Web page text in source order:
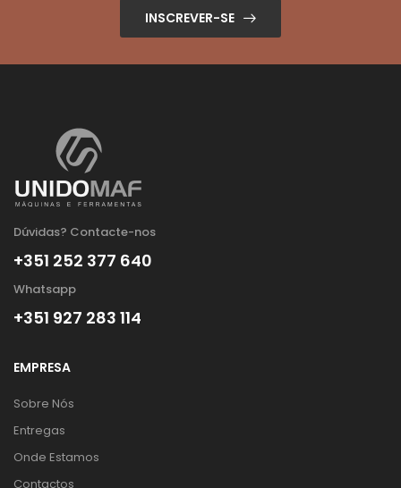
INSCREVER-SE
Dúvidas? Contacte-nos
+351 252 377 640
Whatsapp
+351 927 283 114
EMPRESA
Sobre Nós
Entregas
Onde Estamos
Contactos